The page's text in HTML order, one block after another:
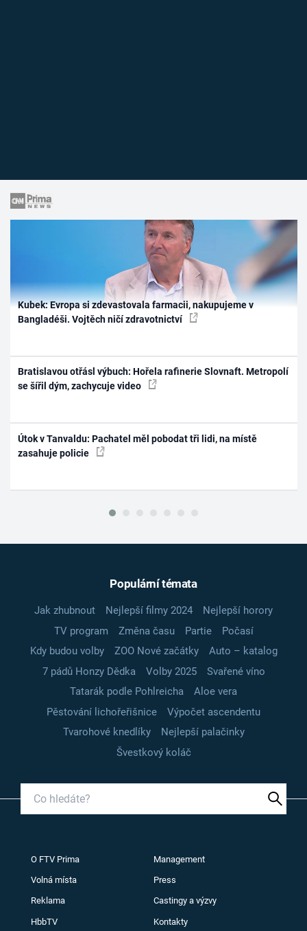
Kubek: Evropa si zdevastovala farmacii, nakupujeme v
Bangladéši. Vojtěch ničí zdravotnictví
Bratislavou otřásl výbuch: Hořela rafinerie Slovnaft. Metropolí
se šířil dým, zachycuje video
Útok v Tanvaldu: Pachatel měl pobodat tři lidi, na místě
zasahuje policie
Populární témata
Jak zhubnout Nejlepší filmy 2024
Nejlepší horory
TV program
Změna času Partie
Počasí
Kdy budou volby
ZOO Nové začátky
Auto – katalog
7 pádů Honzy Dědka
Volby 2025
Svařené víno
Tatarák podle Pohlreicha
Aloe vera
Pěstování lichořeřišnice
Výpočet ascendentu
Tvarohové knedlíky
Nejlepší palačinky
Švestkový koláč
O FTV Prima Management
Volná místa Press
Reklama Castingy a výzvy
HbbTV Kontakty